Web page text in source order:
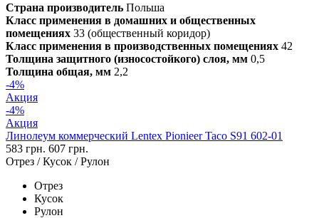
Страна производитель Польша
Класс применения в домашних и общественных
помещениях 33 (общественный коридор)
Класс применения в производственных помещениях 42
Толщина защитного (износостойкого) слоя, мм 0,5
Толщина общая, мм 2,2
-4%
Акция
-4%
Акция
Линолеум коммерческий Lentex Pionieer Taco S91 602-01
583 грн. 607 грн.
Отрез / Кусок / Рулон
Отрез
Кусок
Рулон